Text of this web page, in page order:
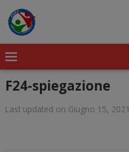
F24-spiegazione
Last updated on Giugno 15, 2021